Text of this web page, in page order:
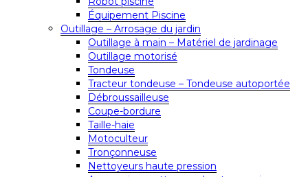
Équipement Piscine
Outillage – Arrosage du jardin
Outillage à main – Matériel de jardinage
Outillage motorisé
Tondeuse
Tracteur tondeuse – Tondeuse autoportée
Débroussailleuse
Coupe-bordure
Taille-haie
Motoculteur
Tronçonneuse
Nettoyeurs haute pression